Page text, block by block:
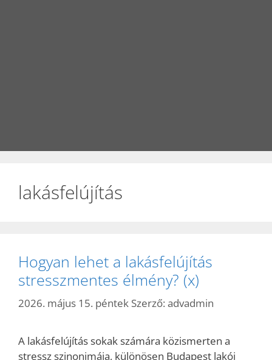
lakásfelújítás
Hogyan lehet a lakásfelújítás
stresszmentes élmény? (x)
2026. május 15. péntek Szerző: advadmin
A lakásfelújítás sokak számára közismerten a
stressz szinonimája, különösen Budapest lakói